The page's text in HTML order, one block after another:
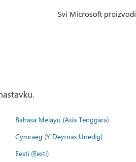
Svi Microsoft proizvodi
Bahasa Melayu (Asia Tenggara)
Cymraeg (Y Deyrnas Unedig)
Eesti (Eesti)